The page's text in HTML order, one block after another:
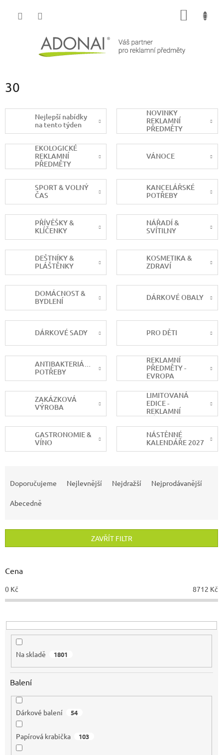
30
Nejlepší nabídky
na tento týden
NOVINKY
REKLAMNÍ
PŘEDMĚTY
EKOLOGICKÉ
REKLAMNÍ
PŘEDMĚTY
VÁNOCE
SPORT & VOLNÝ
ČAS
KANCELÁŘSKÉ
POTŘEBY
PŘÍVĚŠKY &
KLÍČENKY
NÁŘADÍ &
SVÍTILNY
DEŠTNÍKY &
PLÁŠTĚNKY
KOSMETIKA &
ZDRAVÍ
DOMÁCNOST &
BYDLENÍ
DÁRKOVÉ OBALY
DÁRKOVÉ SADY PRO DĚTI
ANTIBAKTERIÁLNÍ
POTŘEBY
REKLAMNÍ
PŘEDMĚTY -
EVROPA
ZAKÁZKOVÁ
VÝROBA
LIMITOVANÁ
EDICE -
REKLAMNÍ
DÁRKY
GASTRONOMIE &
VÍNO
NÁSTĚNNÉ
KALENDÁŘE 2027
r
d
k
t
Doporučujeme Nejlevnější Nejdražší Nejprodávanější
Abecedně
ZAVŘÍT FILTR
Cena
0 Kč 8712 Kč
Na skladě 1801
Balení
Dárkové balení 54
Papírová krabička 103